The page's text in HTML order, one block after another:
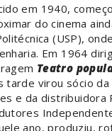
em 1940,
do cinema
(USP),
Em 1964
Teatro
tarde virou sócio
e da distribuidora
ano, produziu,